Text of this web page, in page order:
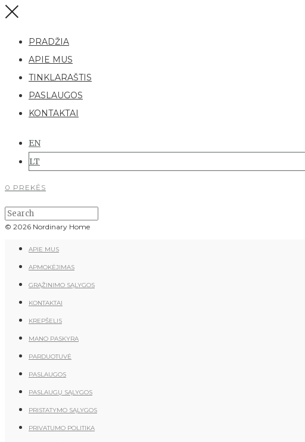
PRADŽIA
APIE MUS
TINKLARAŠTIS
PASLAUGOS
KONTAKTAI
EN
LT
0 PREKĖS
© 2026 Nordinary Home
APIE MUS
APMOKĖJIMAS
GRĄŽINIMO SĄLYGOS
KONTAKTAI
KREPŠELIS
MANO PASKYRA
PARDUOTUVĖ
PASLAUGOS
PASLAUGŲ SĄLYGOS
PRISTATYMO SĄLYGOS
PRIVATUMO POLITIKA